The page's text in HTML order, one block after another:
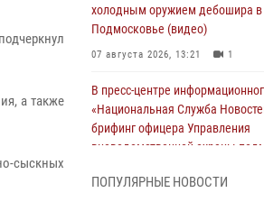
а также
сыскных
холодным оружием дебошира в
Подмосковье (видео)
07 августа 2026, 13:21 1
В пресс-центре
«Национальная Служба
брифинг офицера Управления
вневедомственной охраны
ПОПУЛЯРНЫЕ НОВОСТИ